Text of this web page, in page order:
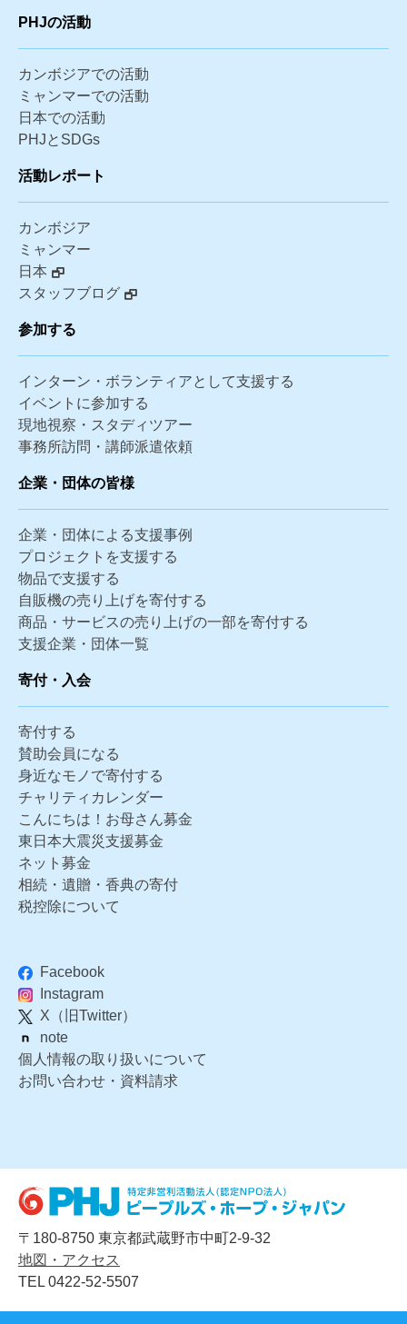
PHJの活動
カンボジアでの活動
ミャンマーでの活動
日本での活動
PHJとSDGs
活動レポート
カンボジア
ミャンマー
日本
スタッフブログ
参加する
インターン・ボランティアとして支援する
イベントに参加する
現地視察・スタディツアー
事務所訪問・講師派遣依頼
企業・団体の皆様
企業・団体による支援事例
プロジェクトを支援する
物品で支援する
自販機の売り上げを寄付する
商品・サービスの売り上げの一部を寄付する
支援企業・団体一覧
寄付・入会
寄付する
賛助会員になる
身近なモノで寄付する
チャリティカレンダー
こんにちは！お母さん募金
東日本大震災支援募金
ネット募金
相続・遺贈・香典の寄付
税控除について
Facebook
Instagram
X（旧Twitter）
note
個人情報の取り扱いについて
お問い合わせ・資料請求
〒180-8750 東京都武蔵野市中町2-9-32
地図・アクセス
TEL 0422-52-5507